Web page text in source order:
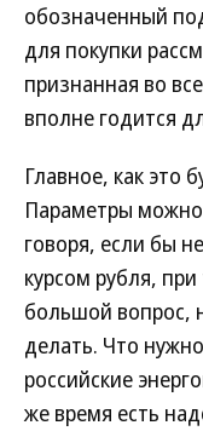
обозначенный
для покупки
признанная во
вполне годится
Главное, как это
Параметры можно
говоря, если бы
курсом рубля,
большой вопрос,
делать. Что
российские
же время есть